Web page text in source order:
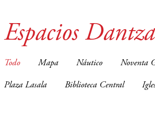
Espacios
Todo Mapa Náutico Noventa
Plaza Lasala Biblioteca Central